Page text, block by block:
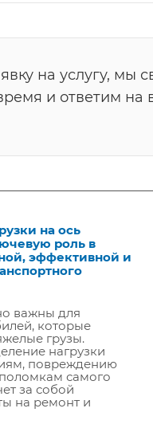
на услугу, мы
и ответим на
на ось
роль в
эффективной и
важны для
которые
грузы.
нагрузки
повреждению
самого
за собой
на ремонт и